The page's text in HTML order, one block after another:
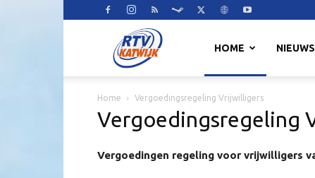
Katwijk
HOME NIEUWS
Home Vergoedingsregeling Vrijwilligers
Vergoedingsregeling
Vergoedingen regeling voor vrijwilligers